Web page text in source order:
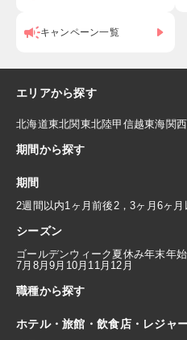
キャンペーン一覧
エリアから探す
北海道東北関東北陸甲信越東海関西
期間から探す
期間
2週間以内1ヶ月前後2，3ヶ月 6ヶ月
シーズン
ゴールデンウィーク 夏休み年末年始
7月 8月9月 10月 11月 12月
職種から探す
ホテル・旅館・飲食店・レジャ